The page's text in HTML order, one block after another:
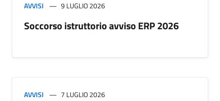
AVVISI 9 LUGLIO 2026
Soccorso istruttorio avviso ERP 2026
AVVISI 7 LUGLIO 2026